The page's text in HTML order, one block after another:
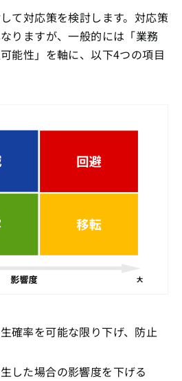
て対応策を検討します。対応策
りますが、一般的には「業務
能性」を軸に、以下4つの項目
確率を可能な限り下げ、防止
した場合の影響度を下げる